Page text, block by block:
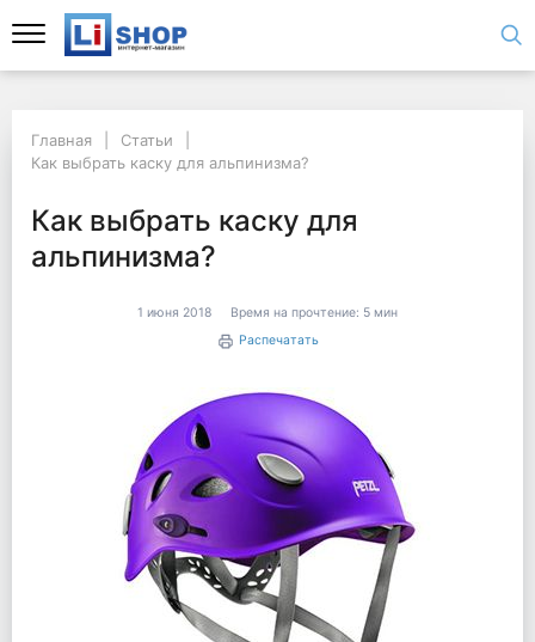
Главная
Статьи
Как выбрать каску для альпинизма?
Как выбрать каску для
альпинизма?
1 июня 2018 Время на прочтение: 5 мин
Распечатать